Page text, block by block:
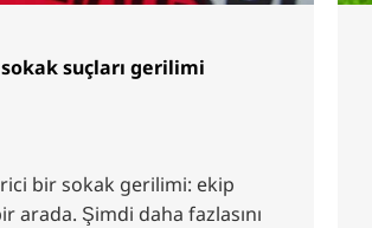
suçları gerilimi
bir sokak gerilimi: ekip
arada. Şimdi daha fazlasını